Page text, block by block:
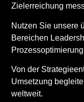
Zielerreichung
Nutzen Sie unsere
Bereichen
Von der
Umsetzung
weltweit.